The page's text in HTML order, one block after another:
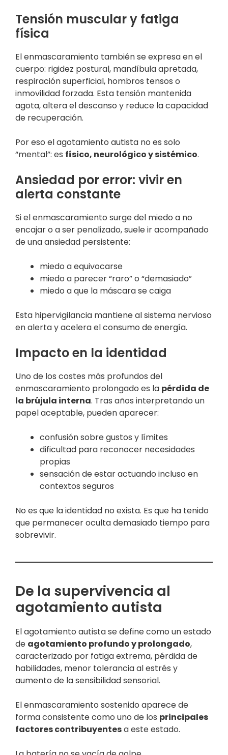
Tensión muscular y fatiga
física
El enmascaramiento también se expresa en el
cuerpo: rigidez postural, mandíbula apretada,
respiración superficial, hombros tensos o
inmovilidad forzada. Esta tensión mantenida
agota, altera el descanso y reduce la capacidad
de recuperación.
Por eso el agotamiento autista no es solo
“mental”: es físico, neurológico y sistémico.
Ansiedad por error: vivir en
alerta constante
Si el enmascaramiento surge del miedo a no
encajar o a ser penalizado, suele ir acompañado
de una ansiedad persistente:
miedo a equivocarse
miedo a parecer “raro” o “demasiado”
miedo a que la máscara se caiga
Esta hipervigilancia mantiene al sistema nervioso
en alerta y acelera el consumo de energía.
Impacto en la identidad
Uno de los costes más profundos del
enmascaramiento prolongado es la pérdida de
la brújula interna. Tras años interpretando un
papel aceptable, pueden aparecer:
confusión sobre gustos y límites
dificultad para reconocer necesidades
propias
sensación de estar actuando incluso en
contextos seguros
No es que la identidad no exista. Es que ha tenido
que permanecer oculta demasiado tiempo para
sobrevivir.
De la supervivencia al
agotamiento autista
El agotamiento autista se define como un estado
de agotamiento profundo y prolongado,
caracterizado por fatiga extrema, pérdida de
habilidades, menor tolerancia al estrés y
aumento de la sensibilidad sensorial.
El enmascaramiento sostenido aparece de
forma consistente como uno de los principales
factores contribuyentesa este estado.